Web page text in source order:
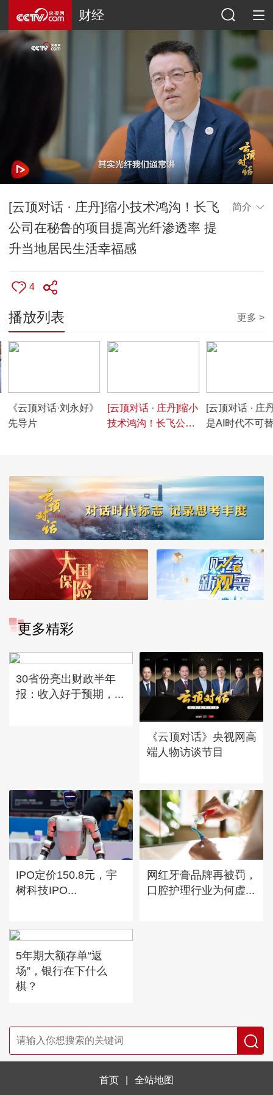
财经
[云顶对话 · 庄丹]缩小技术鸿沟！长飞
公司在秘鲁的项目提高光纤渗透率 提
升当地居民生活幸福感
简介
4
播放列表 更多 >
《云顶对话·刘永好》
先导片
[云顶对话 · 庄丹]缩小
技术鸿沟！长飞公司
[云顶对话 · 庄
是AI时代不可
更多精彩
30省份亮出财政半年
报：收入好于预期，...
《云顶对话》央视网高
端人物访谈节目
IPO定价150.8元，宇
树科技IPO...
网红牙膏品牌再被罚，
口腔护理行业为何虚...
5年期大额存单“返
场”，银行在下什么
棋？
首页 全站地图